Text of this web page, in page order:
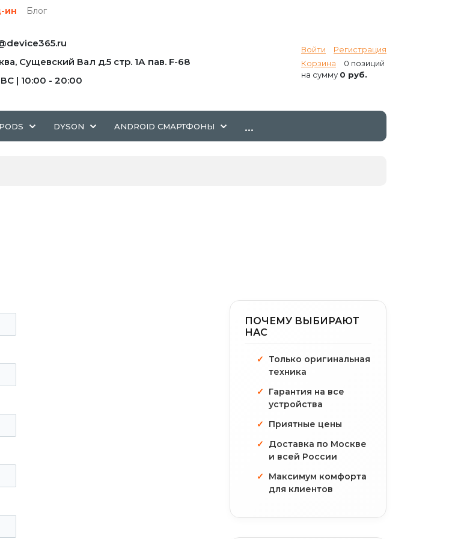
ин Блог
Войти
Регистрация
Корзина
0 позиций
на сумму 0 руб.
Сущевский Вал д.5 стр. 1А пав. F-68
| 10:00 - 20:00
DYSON ANDROID СМАРТФОНЫ ...
ПОЧЕМУ ВЫБИРАЮТ
НАС
Только оригинальная
техника
Гарантия на все
устройства
Приятные цены
Доставка по Москве
и всей России
Максимум комфорта
для клиентов